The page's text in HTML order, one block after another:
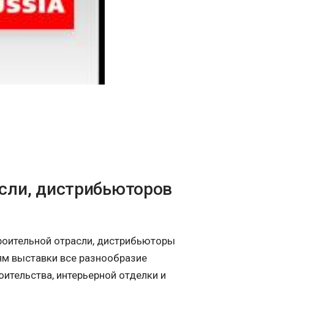
дистрибьюторов
отрасли, дистрибьюторы
выставки все разнообразие
интерьерной отделки и